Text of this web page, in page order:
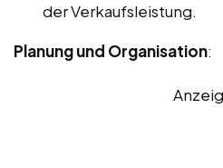
der Verkaufsleistung.
Planung und Organisation: